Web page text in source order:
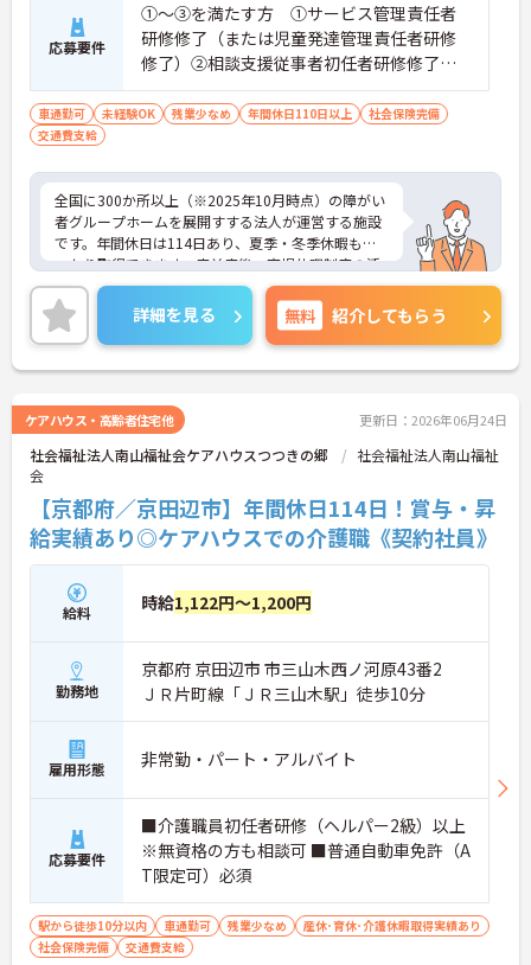
応募要件
①～③を満たす方 ①サービス管理責任者
研修修了（または児童発達管理責任者研修
修了）②相談支援従事者初任者研修修了
（または相談支援従事者実務者研修修了）
③普通自動車運転免許（AT限定可）※経
車通勤可 未経験OK 残業少なめ 年間休日110日以上
社会保険完備
交通費支給
全国に300か所以上（※2025年10月時点）の障がい
者グループホームを展開すする法人が運営する施設
です。年間休日は114日あり、夏季・冬季休暇もし
っかり取得できます。産前産後・育児休暇制度の活
用実績も豊富で、子育て中の方も多数活躍してお
り、ライフステージに変化があっても安心して長く
働ける環境です。職場では20代から60代まで幅広い
年代のスタッフがそれぞれの経験を活かして活躍し
ています。一般社員研修や外部勉強会受講支援な
心です。また、請求・申請業務は本社専門部署が一
括対応するため、利用者さまへの支援に集中できま
す。キャリアアップを目指したい方、プライベート
す。ご興味のある方は詳細等をお伝えしますので、
お気軽にお問い合わせください。
詳細を見る 無料 紹介してもらう
ケアハウス・高齢者住宅他 更新日：2026年06月24日
社会福祉法人南山福祉会ケアハウスつつきの郷
社会福祉法人南山福祉
会
【京都府／京田辺市】年間休日114日！賞与・昇
給実績あり◎ケアハウスでの介護職《契約社員》
給料 時給1,122円～1,200円
勤務地
京都府 京田辺市 市三山木西ノ河原43番2
ＪＲ片町線「ＪＲ三山木駅」徒歩10分
雇用形態 非常勤・パート・アルバイト
応募要件
■介護職員初任者研修（ヘルパー2級）以上
※無資格の方も相談可 ■普通自動車免許（A
T限定可）必須
駅から徒歩10分以内 車通勤可 残業少なめ
産休･育休･介護休暇取得実績あり
社会保険完備
交通費支給